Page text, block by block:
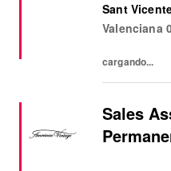
inspirador
bienvenidos
Sant
Valenciana
cargando...
Sales